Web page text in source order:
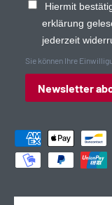
Hiermit
erklärung
jederzeit
Sie können Ihre
Newsletter
Zahlungsmethoden